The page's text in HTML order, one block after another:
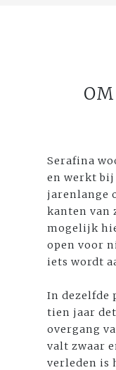
Serafina
en werkt bij
jarenlange
kanten van
mogelijk
open voor
iets wordt
In dezelfde
tien jaar
overgang
valt zwaar
verleden is